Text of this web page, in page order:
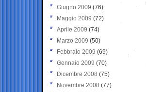
Giugno 2009 (76)
Maggio 2009 (72)
Aprile 2009 (74)
Marzo 2009 (50)
Febbraio 2009 (69)
Gennaio 2009 (70)
Dicembre 2008 (75)
Novembre 2008 (77)